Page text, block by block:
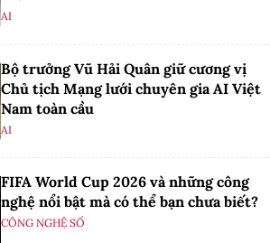
AI
Bộ trưởng Vũ Hải Quân giữ cương vị
Chủ tịch Mạng lưới chuyên gia AI Việt
Nam toàn cầu
AI
FIFA World Cup 2026 và những công
nghệ nổi bật mà có thể bạn chưa biết?
CÔNG NGHỆ SỐ